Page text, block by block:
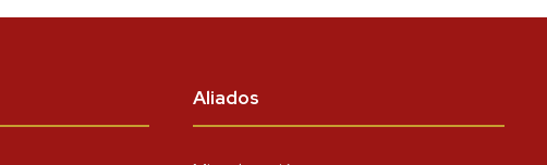
Aliados